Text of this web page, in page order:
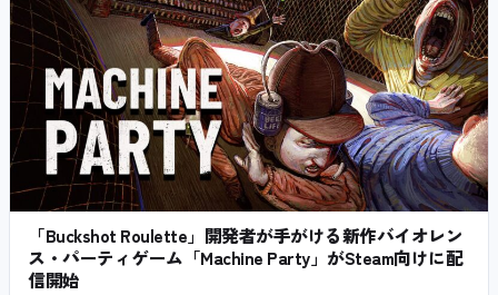
「Buckshot Roulette」開発者が手がける新作バイオレン
ス・パーティゲーム「Machine Party」がSteam向けに配
信開始